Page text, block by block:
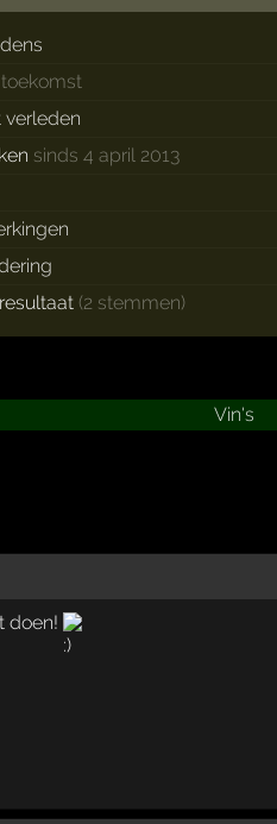
verleden
sinds 4 april 2013
(2 stemmen)
Vin's
doen!